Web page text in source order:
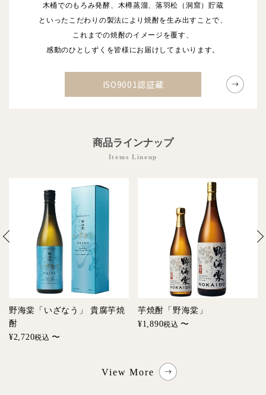
木桶でのもろみ発酵、 木樽蒸溜、落羽松（洞窟）貯蔵
といったこだわりの製法により焼酎を生み出すことで、
これまでの焼酎のイメージを覆す、
感動のひとしずくを皆様にお届けしてまいります。
ISO9001認証蔵
商品ラインナップ
Items Lineup
野海棠「いざなう」 貴腐芋焼
酎
¥2,720税込 〜
芋焼酎「野海棠」
¥1,890税込 〜
View More